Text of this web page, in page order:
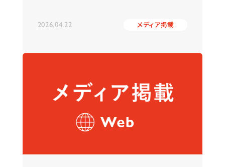
2026.04.22 メディア掲載